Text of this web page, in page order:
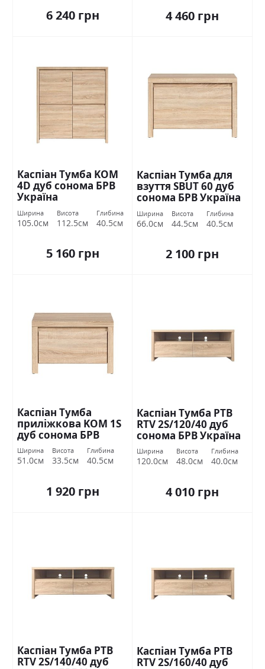
6 240 грн 4 460 грн
Каспіан Тумба KOM
4D дуб сонома БРВ
Україна
Ширина
105.0см
Висота
112.5см
Глибина
40.5см
5 160 грн
Каспіан Тумба для
взуття SBUT 60 дуб
сонома БРВ Україна
Ширина
66.0см
Висота
44.5см
Глибина
40.5см
2 100 грн
Каспіан Тумба
приліжкова KOM 1S
дуб сонома БРВ
Україна
Ширина
51.0см
Висота
33.5см
Глибина
40.5см
1 920 грн
Каспіан Тумба РТВ
RTV 2S/120/40 дуб
сонома БРВ Україна
Ширина
120.0см
Висота
48.0см
Глибина
40.0см
4 010 грн
Каспіан Тумба РТВ
RTV 2S/140/40 дуб
Каспіан Тумба РТВ
RTV 2S/160/40 дуб